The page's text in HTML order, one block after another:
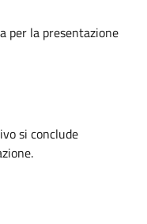
per la presentazione
si conclude